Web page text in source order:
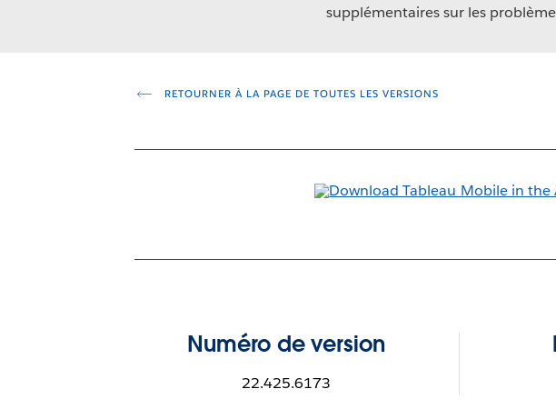
supplémentaires sur les
RETOURNER À LA PAGE DE TOUTES LES VERSIONS
Numéro de version
22.425.6173